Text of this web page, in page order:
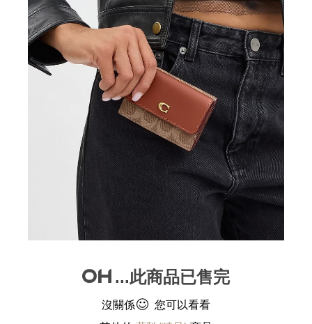
...此商品已售完
沒關係
您可以看看